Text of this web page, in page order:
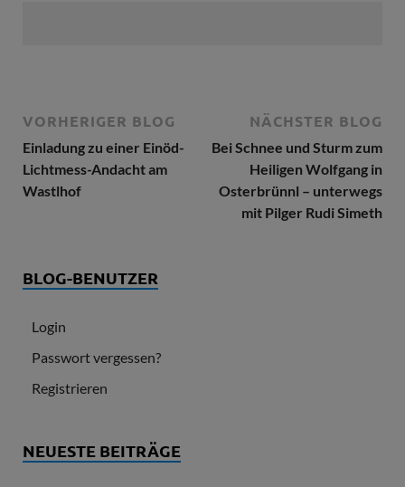
VORHERIGER BLOG
Einladung zu einer Einöd-
Lichtmess-Andacht am
Wastlhof
NÄCHSTER BLOG
Bei Schnee und Sturm zum
Heiligen Wolfgang in
Osterbrünnl – unterwegs
mit Pilger Rudi Simeth
BLOG-BENUTZER
Login
Passwort vergessen?
Registrieren
NEUESTE BEITRÄGE